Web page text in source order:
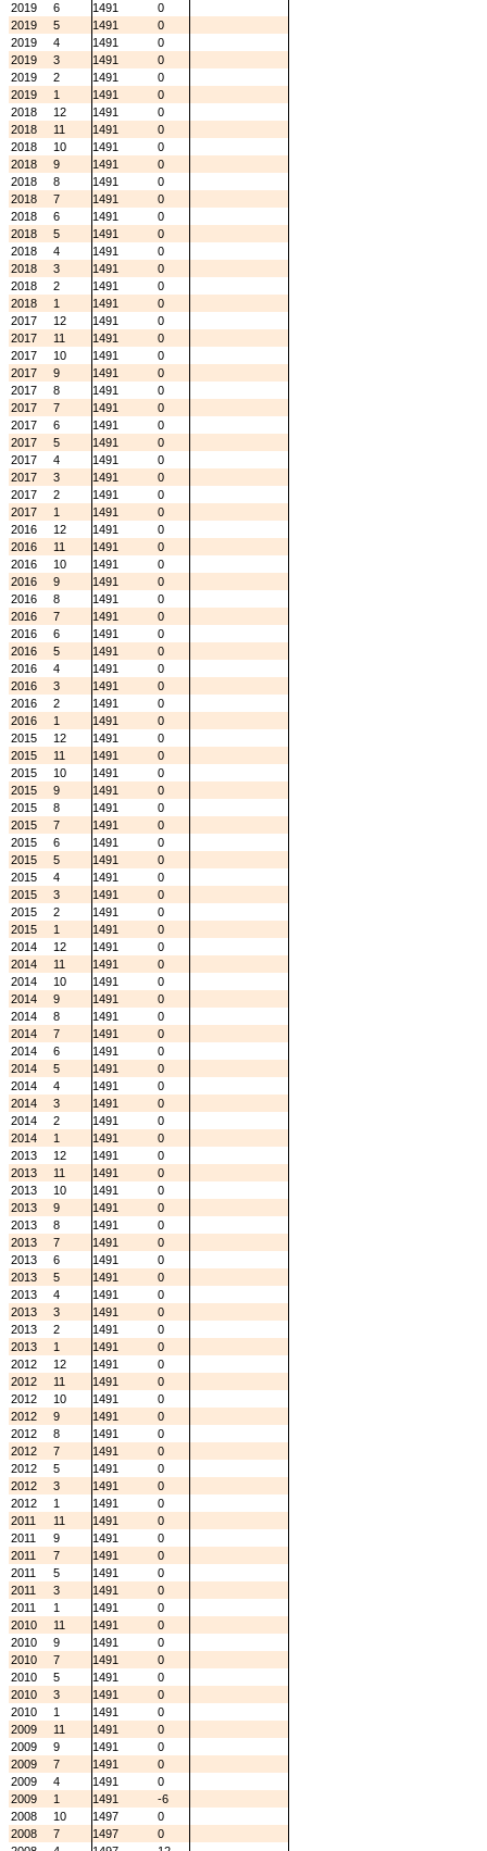
2019
6 1491
0
2019
5 1491
0
2019
4 1491
0
2019
3 1491
0
2019
2 1491
0
2019
1 1491
0
2018
12 1491
0
2018
11 1491
0
2018
10 1491
0
2018
9 1491
0
2018
8 1491
0
2018
7 1491
0
2018
6 1491
0
2018
5 1491
0
2018
4 1491
0
2018
3 1491
0
2018
2 1491
0
2018
1 1491
0
2017
12 1491
0
2017
11 1491
0
2017
10 1491
0
2017
9 1491
0
2017
8 1491
0
2017
7 1491
0
2017
6 1491
0
2017
5 1491
0
2017
4 1491
0
2017
3 1491
0
2017
2 1491
0
2017
1 1491
0
2016
12 1491
0
2016
11 1491
0
2016
10 1491
0
2016
9 1491
0
2016
8 1491
0
2016
7 1491
0
2016
6 1491
0
2016
5 1491
0
2016
4 1491
0
2016
3 1491
0
2016
2 1491
0
2016
1 1491
0
2015
12 1491
0
2015
11 1491
0
2015
10 1491
0
2015
9 1491
0
2015
8 1491
0
2015
7 1491
0
2015
6 1491
0
2015
5 1491
0
2015
4 1491
0
2015
3 1491
0
2015
2 1491
0
2015
1 1491
0
2014
12 1491
0
2014
11 1491
0
2014
10 1491
0
2014
9 1491
0
2014
8 1491
0
2014
7 1491
0
2014
6 1491
0
2014
5 1491
0
2014
4 1491
0
2014
3 1491
0
2014
2 1491
0
2014
1 1491
0
2013
12 1491
0
2013
11 1491
0
2013
10 1491
0
2013
9 1491
0
2013
8 1491
0
2013
7 1491
0
2013
6 1491
0
2013
5 1491
0
2013
4 1491
0
2013
3 1491
0
2013
2 1491
0
2013
1 1491
0
2012
12 1491
0
2012
11 1491
0
2012
10 1491
0
2012
9 1491
0
2012
8 1491
0
2012
7 1491
0
2012
5 1491
0
2012
3 1491
0
2012
1 1491
0
2011
11 1491
0
2011
9 1491
0
2011
7 1491
0
2011
5 1491
0
2011
3 1491
0
2011
1 1491
0
2010
11 1491
0
2010
9 1491
0
2010
7 1491
0
2010
5 1491
0
2010
3 1491
0
2010
1 1491
0
2009
11 1491
0
2009
9 1491
0
2009
7 1491
0
2009
4 1491
0
2009
1 1491
-6
2008
10 1497
0
2008
7 1497
0